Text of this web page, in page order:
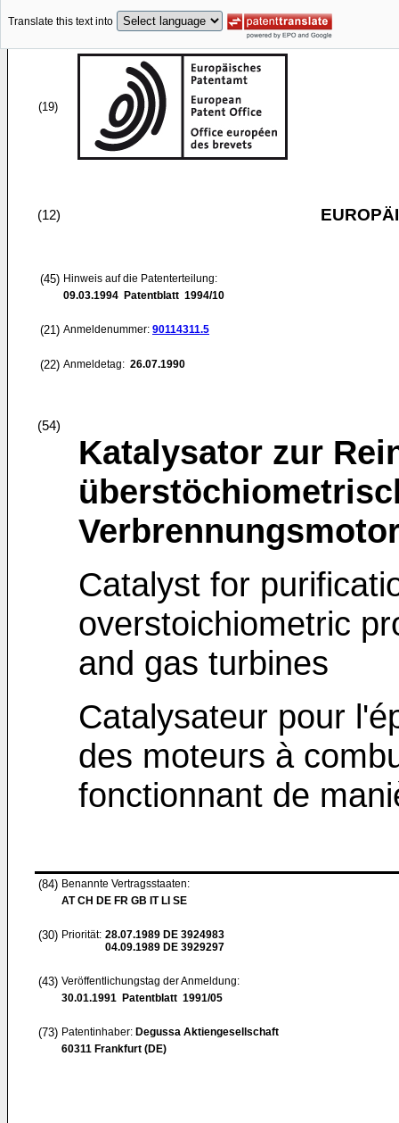
Translate this text into
(19)
(12)
(45) Hinweis auf die Patenterteilung:
09.03.1994 Patentblatt 1994/10
(21) Anmeldenummer: 90114311.5
(22) Anmeldetag: 26.07.1990
(54)
Katalysator zur
Catalyst for
overstoichiometric
and gas turbines
Catalysateur pour
des moteurs à
fonctionnant de
(84) Benannte Vertragsstaaten:
AT CH DE FR GB IT LI SE
(30) Priorität: 28.07.1989 DE 3924983
04.09.1989 DE 3929297
(43) Veröffentlichungstag der Anmeldung:
30.01.1991 Patentblatt 1991/05
(73) Patentinhaber: Degussa Aktiengesellschaft
60311 Frankfurt (DE)